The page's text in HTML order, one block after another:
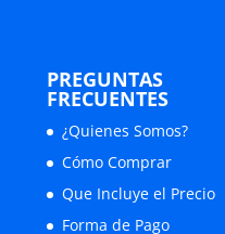
PREGUNTAS
FRECUENTES
¿Quienes Somos?
Cómo Comprar
Que Incluye el Precio
Forma de Pago